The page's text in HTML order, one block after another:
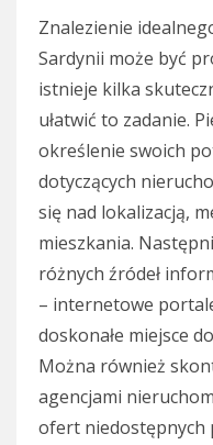
Znalezienie
Sardynii może być
istnieje kilka
ułatwić to zadanie.
określenie swoich
dotyczących
się nad lokalizacją,
mieszkania.
różnych źródeł
– internetowe
doskonałe miejsce
Można również
agencjami
ofert niedostępnych